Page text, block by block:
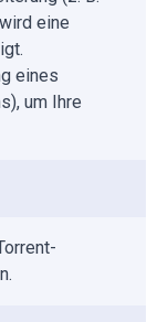
eine
eines
um Ihre